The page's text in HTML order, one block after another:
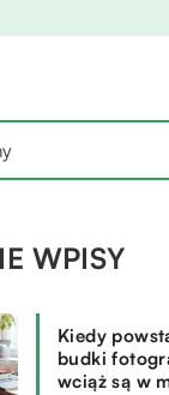
WPISY
Kiedy
budki
wciąż są w